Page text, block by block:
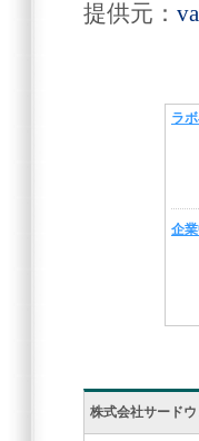
提供元：
株式会社サード